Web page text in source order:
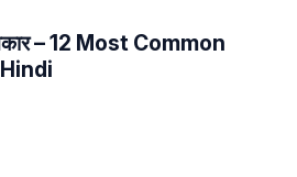
– 12 Most Common